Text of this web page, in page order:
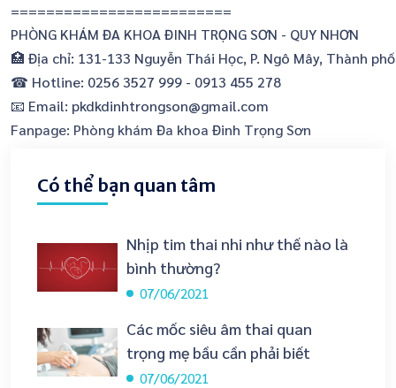
=========================
PHÒNG KHÁM ĐA KHOA ĐINH TRỌNG SƠN - QUY NHƠN
🏥 Địa chỉ: 131-133 Nguyễn Thái Học, P. Ngô Mây, Thành
☎ Hotline: 0256 3527 999 - 0913 455 278
📧 Email: pkdkdinhtrongson@gmail.com
Fanpage: Phòng khám Đa khoa Đinh Trọng Sơn
Có thể bạn quan tâm
Nhịp tim thai nhi như thế nào là
bình thường?
07/06/2021
Các mốc siêu âm thai quan
trọng mẹ bầu cần phải biết
07/06/2021